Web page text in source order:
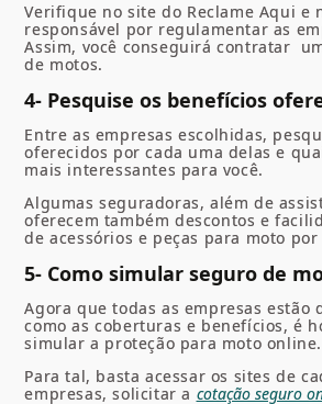
Verifique no site do Reclame Aqui e
responsável por regulamentar as
Assim, você conseguirá contratar
de motos.
4- Pesquise os benefícios
Entre as empresas escolhidas,
oferecidos por cada uma delas e
mais interessantes para você.
Algumas seguradoras, além de
oferecem também descontos e
de acessórios e peças para moto por
5- Como simular seguro de
Agora que todas as empresas estão
como as coberturas e benefícios, é
simular a proteção para moto online.
Para tal, basta acessar os sites de
empresas, solicitar a cotação seguro